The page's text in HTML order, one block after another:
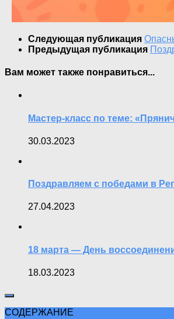
Следующая публикация
Предыдущая публикация
Вам может также понравиться...
Мастер-класс по теме:
30.03.2023
Поздравляем с победами в
27.04.2023
18 марта — День
18.03.2023
СОДЕРЖАНИЕ